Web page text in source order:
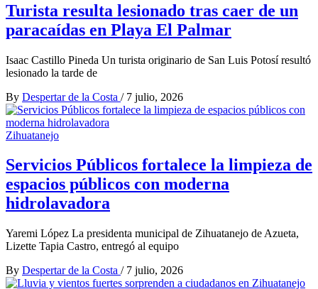
Turista resulta lesionado tras caer de un
paracaídas en Playa El Palmar
Isaac Castillo Pineda Un turista originario de San Luis Potosí resultó
lesionado la tarde de
By Despertar de la Costa / 7 julio, 2026
Zihuatanejo
Servicios Públicos fortalece la limpieza de
espacios públicos con moderna
hidrolavadora
Yaremi López La presidenta municipal de Zihuatanejo de Azueta,
Lizette Tapia Castro, entregó al equipo
By Despertar de la Costa / 7 julio, 2026